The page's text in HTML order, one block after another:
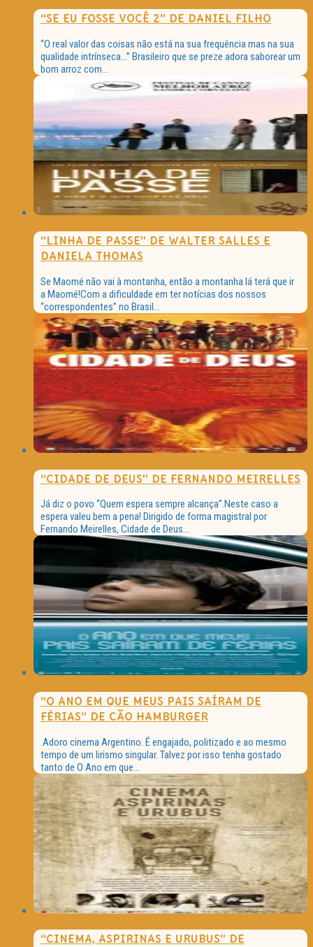
“SE EU FOSSE VOCÊ 2” DE DANIEL FILHO
“O real valor das coisas não está na sua frequência mas na sua
qualidade intrínseca…” Brasileiro que se preze adora saborear um
bom arroz com...
“LINHA DE PASSE” DE WALTER SALLES E
DANIELA THOMAS
Se Maomé não vai à montanha, então a montanha lá terá que ir
a Maomé!Com a dificuldade em ter notícias dos nossos
“correspondentes” no Brasil...
“CIDADE DE DEUS” DE FERNANDO MEIRELLES
Já diz o povo “Quem espera sempre alcança”.Neste caso a
espera valeu bem a pena! Dirigido de forma magistral por
Fernando Meirelles, Cidade de Deus...
“O ANO EM QUE MEUS PAIS SAÍRAM DE
FÉRIAS” DE CÃO HAMBURGER
.Adoro cinema Argentino. É engajado, politizado e ao mesmo
tempo de um lirismo singular. Talvez por isso tenha gostado
tanto de O Ano em que...
“CINEMA, ASPIRINAS E URUBUS” DE